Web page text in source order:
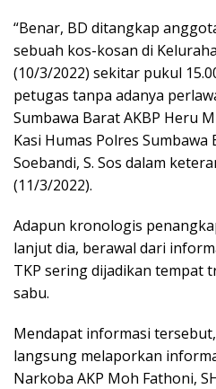
“Benar, BD ditangkap
sebuah kos-kosan di
(10/3/2022) sekitar pukul
petugas tanpa adanya
Sumbawa Barat AKBP Heru
Kasi Humas Polres Sumbawa
Soebandi, S. Sos dalam
(11/3/2022).
Adapun kronologis
lanjut dia, berawal dari
TKP sering dijadikan tempat
sabu.
Mendapat informasi
langsung melaporkan
Narkoba AKP Moh Fathoni,